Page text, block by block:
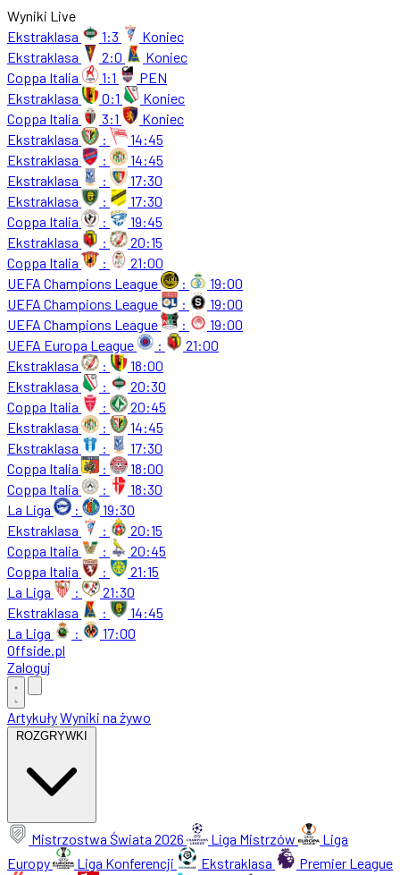
Wyniki Live
Ekstraklasa
1:3
Koniec
Ekstraklasa
2:0
Koniec
Coppa Italia
1:1
PEN
Ekstraklasa
0:1
Koniec
Coppa Italia
3:1
Koniec
Ekstraklasa
:
14:45
Ekstraklasa
:
14:45
Ekstraklasa
:
17:30
Ekstraklasa
:
17:30
Coppa Italia
:
19:45
Ekstraklasa
:
20:15
Coppa Italia
:
21:00
UEFA Champions League
:
19:00
UEFA Champions League
:
19:00
UEFA Champions League
:
19:00
UEFA Europa League
:
21:00
Ekstraklasa
:
18:00
Ekstraklasa
:
20:30
Coppa Italia
:
20:45
Ekstraklasa
:
14:45
Ekstraklasa
:
17:30
Coppa Italia
:
18:00
Coppa Italia
:
18:30
La Liga
:
19:30
Ekstraklasa
:
20:15
Coppa Italia
:
20:45
Coppa Italia
:
21:15
La Liga
:
21:30
Ekstraklasa
:
14:45
La Liga
:
17:00
Offside.pl
Zaloguj
ArtykułyWyniki na żywo
ROZGRYWKI
Mistrzostwa Świata 2026 Liga Mistrzów
Liga
Europy
Liga Konferencji Ekstraklasa
Premier League